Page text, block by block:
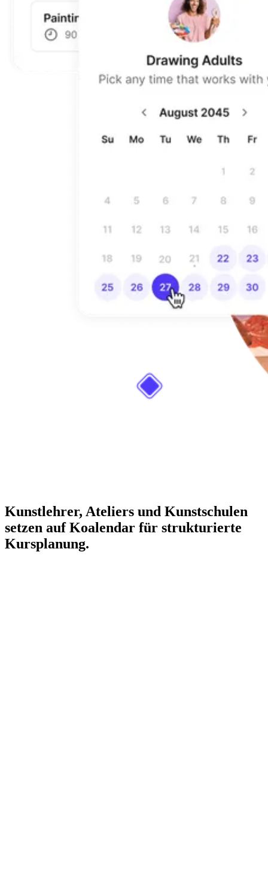
Kunstlehrer, Ateliers und Kunstschulen
setzen auf Koalendar für strukturierte
Kursplanung.